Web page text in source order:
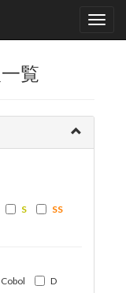
覧
S
SS
Cobol
D